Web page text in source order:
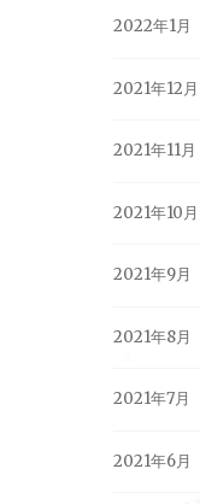
2022年1月
2021年12月
2021年11月
2021年10月
2021年9月
2021年8月
2021年7月
2021年6月